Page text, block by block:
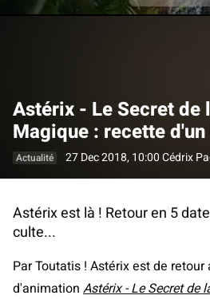
Astérix - Le Secret de
Magique : recette
Actualité 27 Dec 2018, 10:00Cédrix
Astérix est là ! Retour en 5
culte...
Par Toutatis ! Astérix est de
d'animation Astérix - Le Secret de